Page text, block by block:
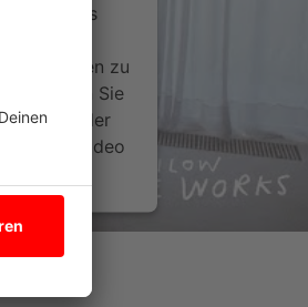
eines
kann Daten zu
lesen Sie
Sie der
dieses Video
Milow